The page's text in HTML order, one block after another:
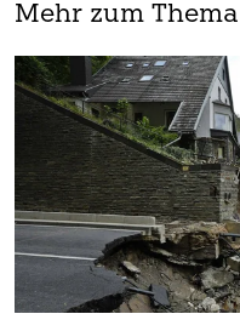
Mehr zum Thema